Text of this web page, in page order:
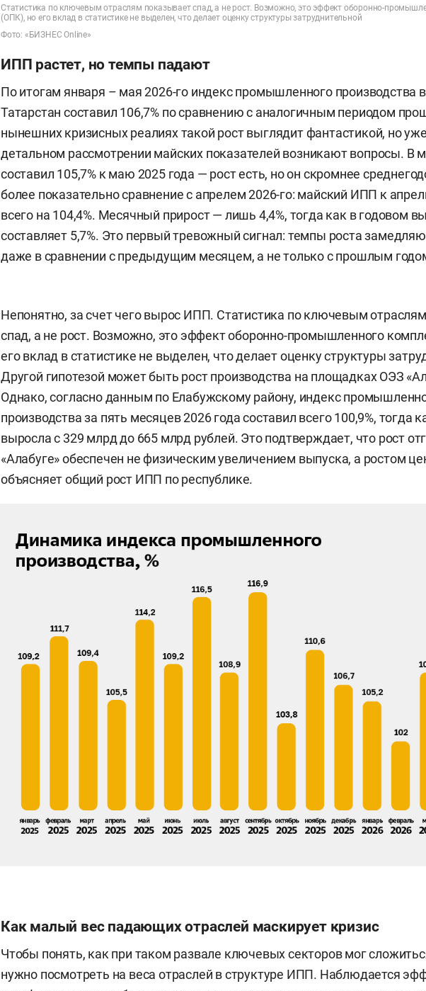
Статистика по ключевым отраслям показывает спад, а не рост. Возможно, это эффект оборонно-
(ОПК), но его вклад в статистике не выделен, что делает оценку структуры затруднительной
Фото: «БИЗНЕС Online»
ИПП растет, но темпы падают
По итогам января – мая 2026-го индекс промышленного производства
Татарстан составил 106,7% по сравнению с аналогичным периодом
нынешних кризисных реалиях такой рост выглядит фантастикой, но
детальном рассмотрении майских показателей возникают вопросы. В
составил 105,7% к маю 2025 года — рост есть, но он скромнее
более показательно сравнение с апрелем 2026-го: майский ИПП к
всего на 104,4%. Месячный прирост — лишь 4,4%, тогда как в годовом
составляет 5,7%. Это первый тревожный сигнал: темпы роста
даже в сравнении с предыдущим месяцем, а не только с прошлым
Непонятно, за счет чего вырос ИПП. Статистика по ключевым
спад, а не рост. Возможно, это эффект оборонно-промышленного
его вклад в статистике не выделен, что делает оценку структуры
Другой гипотезой может быть рост производства на площадках ОЭЗ
Однако, согласно данным по Елабужскому району, индекс
производства за пять месяцев 2026 года составил всего 100,9%, тогда
выросла с 329 млрд до 665 млрд рублей. Это подтверждает, что рост
«Алабуге» обеспечен не физическим увеличением выпуска, а ростом
объясняет общий рост ИПП по республике.
Как малый вес падающих отраслей маскирует кризис
Чтобы понять, как при таком развале ключевых секторов мог
нужно посмотреть на веса отраслей в структуре ИПП. Наблюдается